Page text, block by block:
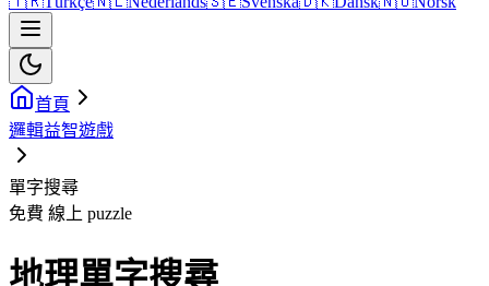
首頁
邏輯益智遊戲
單字搜尋
免費 線上 puzzle
地理單字搜尋